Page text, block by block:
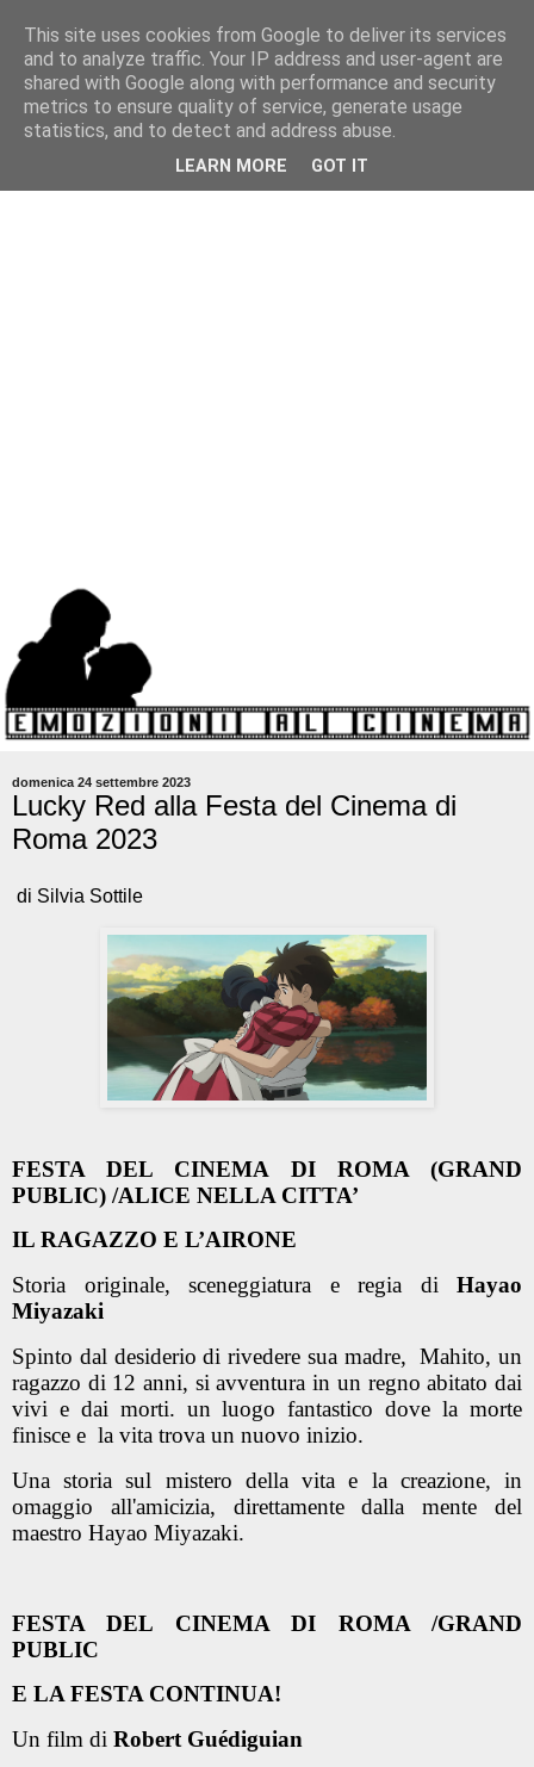
domenica 24 settembre 2023
Lucky Red alla Festa del Cinema di
Roma 2023
di Silvia Sottile
FESTA DEL CINEMA DI ROMA (GRAND
PUBLIC) /ALICE NELLA CITTA’
IL RAGAZZO E L’AIRONE
Storia originale, sceneggiatura e regia di Hayao
Miyazaki
Spinto dal desiderio di rivedere sua madre, Mahito, un
ragazzo di 12 anni, si avventura in un regno abitato dai
vivi e dai morti. un luogo fantastico dove la morte
finisce e la vita trova un nuovo inizio.
Una storia sul mistero della vita e la creazione, in
omaggio all'amicizia, direttamente dalla mente del
maestro Hayao Miyazaki.
FESTA DEL CINEMA DI ROMA /GRAND
PUBLIC
E LA FESTA CONTINUA!
Un film di Robert Guédiguian
This site uses cookies from Google to deliver its services
and to analyze traffic. Your IP address and user-agent are
shared with Google along with performance and security
metrics to ensure quality of service, generate usage
statistics, and to detect and address abuse.
LEARN MORE GOT IT